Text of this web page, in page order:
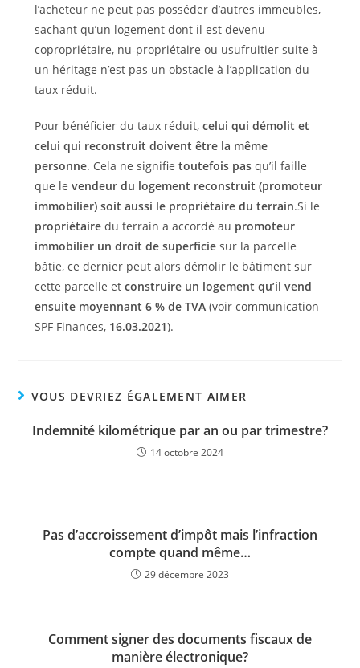
l’acheteur ne peut pas posséder d’autres immeubles,
sachant qu’un logement dont il est devenu
copropriétaire, nu-propriétaire ou usufruitier suite à
un héritage n’est pas un obstacle à l’application du
taux réduit.
Pour bénéficier du taux réduit, celui qui démolit et
celui qui reconstruit doivent être la même
personne. Cela ne signifie toutefois pasqu’il faille
que le vendeur du logement reconstruit (promoteur
immobilier) soit aussi le propriétaire du terrain.Si le
propriétaire du terrain a accordé au promoteur
immobilier un droit de superficie sur la parcelle
bâtie, ce dernier peut alors démolir le bâtiment sur
cette parcelle et construire un logement qu’il vend
ensuite moyennant 6 % de TVA(voir communication
SPF Finances, 16.03.2021).
VOUS DEVRIEZ ÉGALEMENT AIMER
Indemnité kilométrique par an ou par trimestre?
14 octobre 2024
Pas d’accroissement d’impôt mais l’infraction
compte quand même…
29 décembre 2023
Comment signer des documents fiscaux de
manière électronique?